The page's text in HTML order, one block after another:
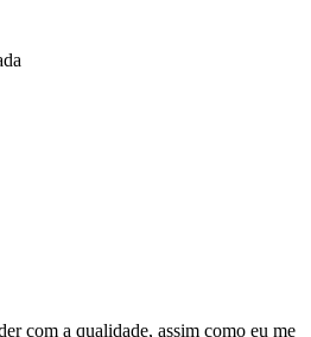
com a qualidade, assim como eu me